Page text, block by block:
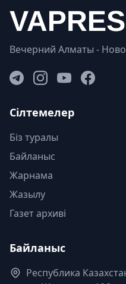
Вечерний Алматы -
Сілтемелер
Біз туралы
Байланыс
Жарнама
Жазылу
Газет архиві
Байланыс
Республика